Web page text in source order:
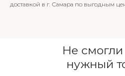
доставкой в г. Самара по выгодным
Не смогли
нужный